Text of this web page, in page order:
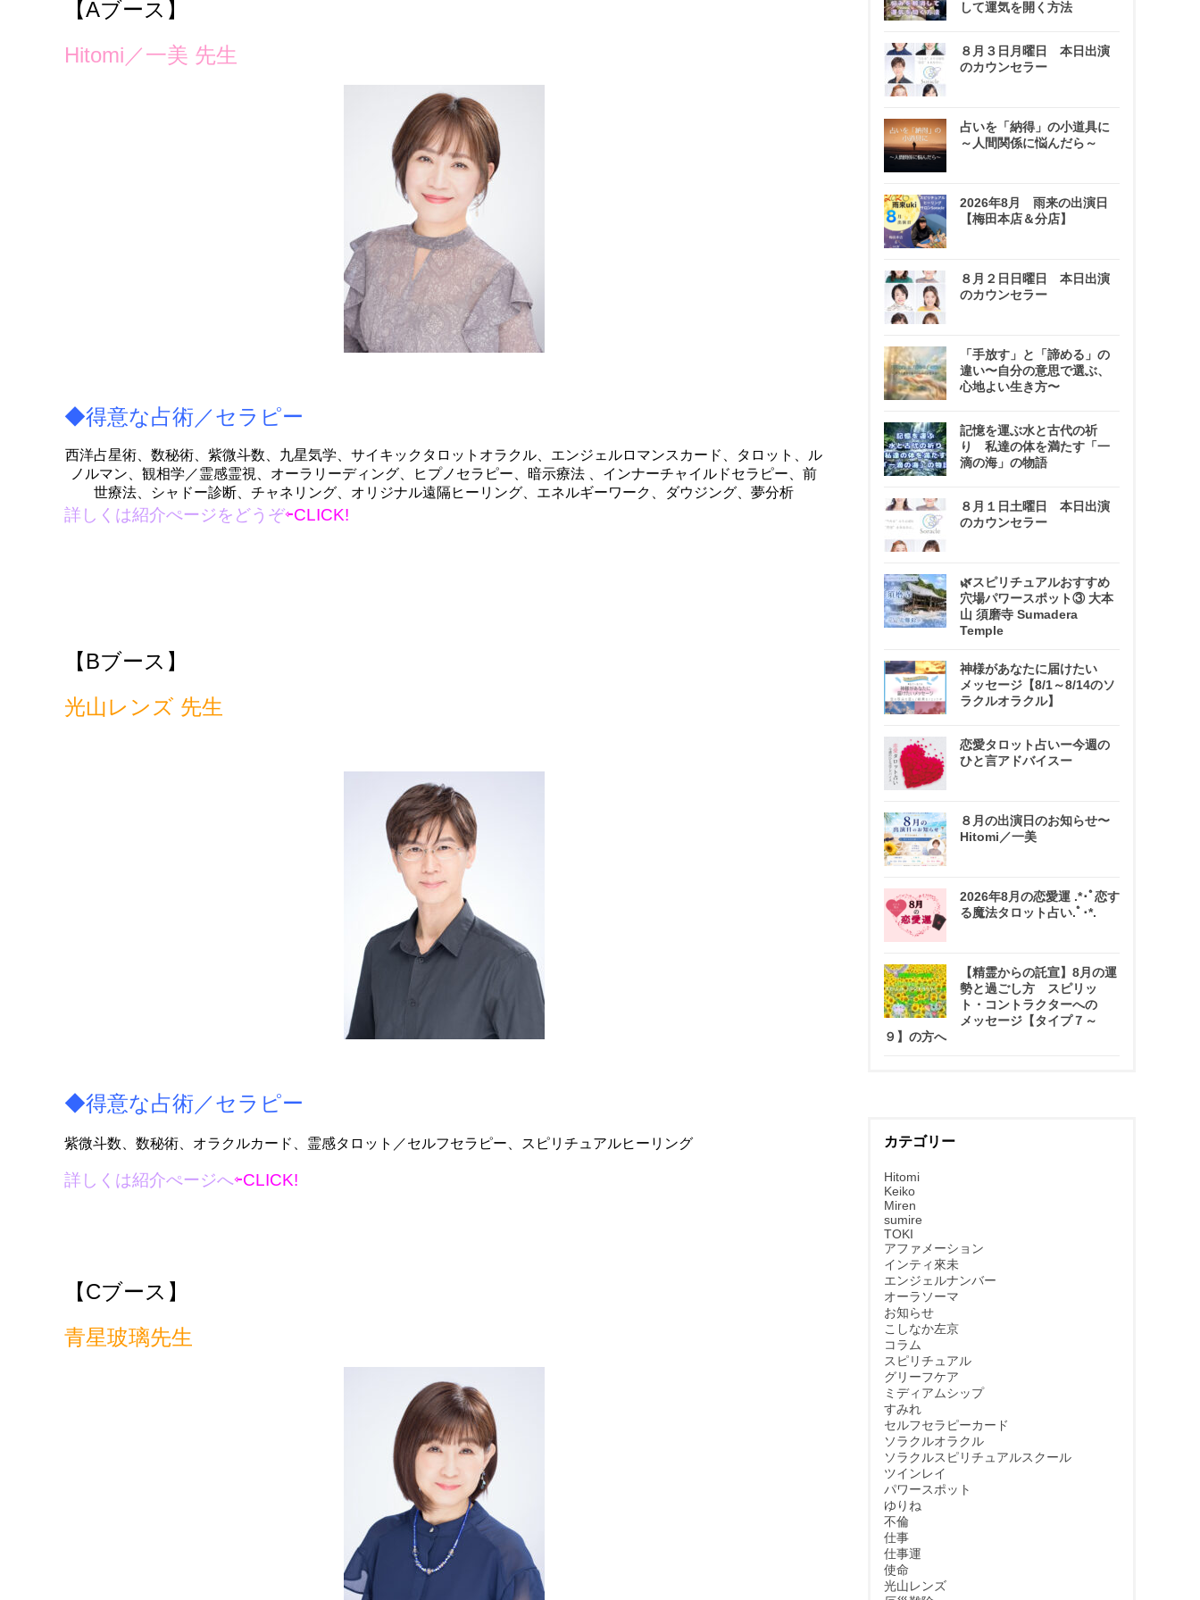
【Aブース】
Hitomi／一美 先生
◆得意な占術／セラピー
西洋占星術、数秘術、紫微斗数、九星気学、サイキックタロットオラクル、エンジェルロマンスカード、タロット、ル
ノルマン、観相学／霊感霊視、オーラリーディング、ヒプノセラピー、暗示療法 、インナーチャイルドセラピー、前
世療法、シャドー診断、チャネリング、オリジナル遠隔ヒーリング、エネルギーワーク、ダウジング、夢分析
詳しくは紹介ぺージを どうぞ⇦CLICK!
【Bブース】
光山レンズ 先生
◆得意な占術／セラピー
紫微斗数、数秘術、オラクルカード、霊感タロット／セルフセラピー、スピリチュアルヒーリング
詳しくは紹介ぺージへ⇦CLICK!
【Cブース】
青星玻璃先生
して運気を開く方法
８月３日月曜日 本日出演
のカウンセラー
占いを「納得」の小道具に
～人間関係に悩んだら～
2026年8月 雨来の出演日
【梅田本店＆分店】
８月２日日曜日 本日出演
のカウンセラー
「手放す」と「諦める」の
違い〜自分の意思で選ぶ、
心地よい生き方〜
記憶を運ぶ水と古代の祈
り 私達の体を満たす「一
滴の海」の物語
８月１日土曜日 本日出演
のカウンセラー
🌿スピリチュアルおすすめ
穴場パワースポット③ 大本
山 須磨寺 Sumadera
Temple
神様があなたに届けたい
メッセージ【8/1～8/14のソ
ラクルオラクル】
恋愛タロット占いー今週の
ひと言アドバイスー
８月の出演日のお知らせ〜
Hitomi／一美
2026年8月の恋愛運 .*･ﾟ恋す
る魔法タロット占い.ﾟ･*.
【精霊からの託宣】8月の運
勢と過ごし方 スピリッ
ト・コントラクターへの
メッセージ【タイプ７～
９】の方へ
カテゴリー
Hitomi
Keiko
Miren
sumire
TOKI
アファメーション
インティ來未
エンジェルナンバー
オーラソーマ
お知らせ
こしなか左京
コラム
スピリチュアル
グリーフケア
ミディアムシップ
すみれ
セルフセラピーカード
ソラクルオラクル
ソラクルスピリチュアルスクール
ツインレイ
パワースポット
ゆりね
不倫
仕事
仕事運
使命
光山レンズ